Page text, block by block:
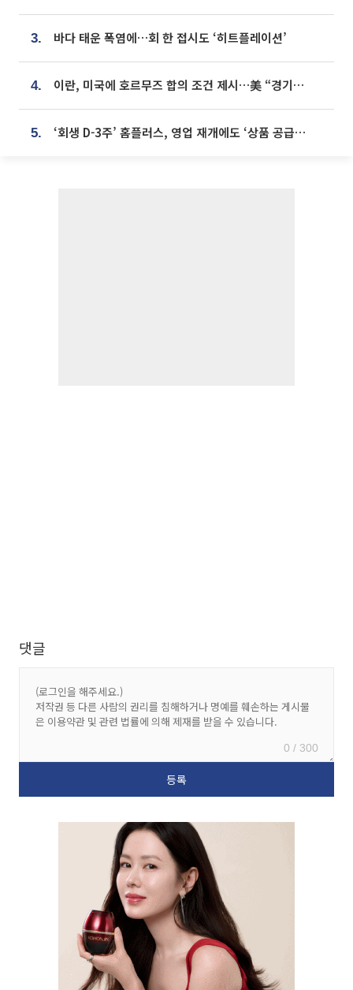
3. 바다 태운 폭염에…회 한 접시도 ‘히트플레이션’
4. 이란, 미국에 호르무즈 합의 조건 제시…美 “경기 아직 안 끝나” [종합]
5. ‘회생 D-3주’ 홈플러스, 영업 재개에도 ‘상품 공급망’ 복구가 생존 관건
댓글
0 / 300